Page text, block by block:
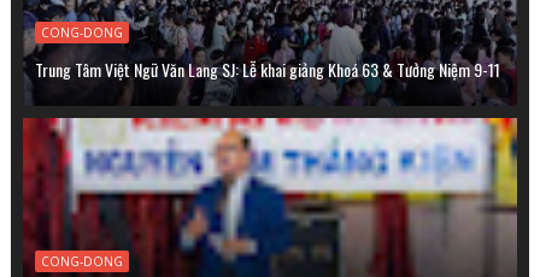
CONG-DONG
Trung Tâm Việt Ngữ Văn Lang SJ: Lễ khai giảng Khoá 63 & Tưởng Niệm 9-11
CONG-DONG